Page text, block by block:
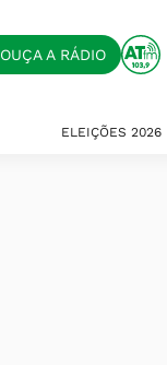
OUÇA A RÁDIO
ELEIÇÕES 2026